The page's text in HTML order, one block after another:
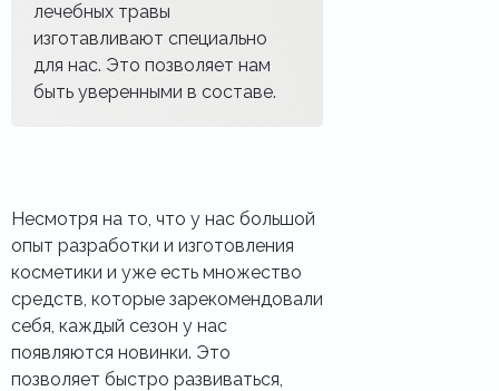
лечебных травы
изготавливают специально
для нас. Это позволяет нам
быть уверенными в составе.
Несмотря на то, что у нас большой
опыт разработки и изготовления
косметики и уже есть множество
средств, которые зарекомендовали
себя, каждый сезон у нас
появляются новинки. Это
позволяет быстро развиваться,